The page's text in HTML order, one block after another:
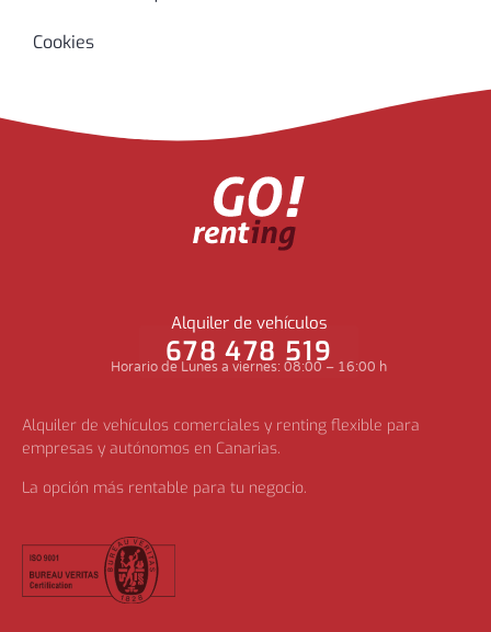
Cookies
Alquiler de vehículos
678 478 519
Horario de Lunes a viernes: 08:00 – 16:00 h
Alquiler de vehículos comerciales y renting flexible para
empresas y autónomos en Canarias.
La opción más rentable para tu negocio.